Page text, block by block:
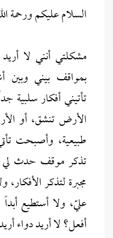
السلام عليكم ورحمة
مشكلتي أنني لا
بمواقف بيني
تأتيني أفكار سلبية
الأرض تنشق، أو
طبيعية، وأصبحت
تذكر موقف حدث لي
مجبرة لتذكر الأفكار،
عليّ، ولا أستطيع
أفعل؟ لا أريد دواء